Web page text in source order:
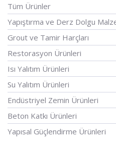
Tüm Ürünler
Yapıştırma ve Derz Dolgu
Grout ve Tamir Harçları
Restorasyon Ürünleri
Isı Yalıtım Ürünleri
Su Yalıtım Ürünleri
Endüstriyel Zemin Ürünleri
Beton Katkı Ürünleri
Yapısal Güçlendirme Ürünleri